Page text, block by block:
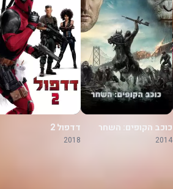
כוכב הקופים: השחר
2014
דדפול 2
2018